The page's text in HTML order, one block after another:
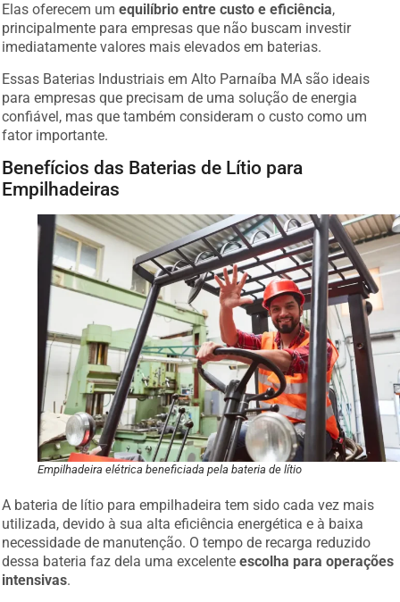
Elas oferecem umequilíbrio entre custo e eficiência,
principalmente para empresas que não buscam investir
imediatamente valores mais elevados em baterias.
Essas Baterias Industriais em Alto Parnaíba MA são ideais
para empresas que precisam de uma solução de energia
confiável, mas que também consideram o custo como um
fator importante.
Benefícios das Baterias de Lítio para
Empilhadeiras
Empilhadeira elétrica beneficiada pela bateria de lítio
A bateria de lítio para empilhadeira tem sido cada vez mais
utilizada, devido à sua alta eficiência energética e à baixa
necessidade de manutenção. O tempo de recarga reduzido
dessa bateria faz dela uma excelenteescolha para operações
intensivas.